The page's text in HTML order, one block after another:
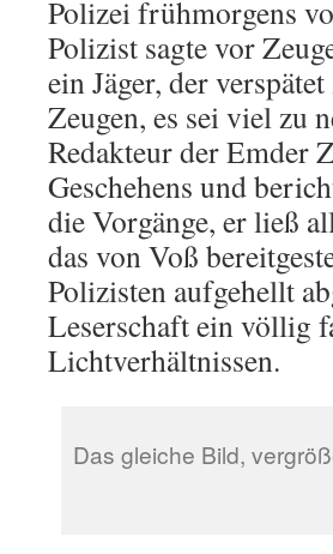
Polizei frühmorgens
Polizist sagte vor
ein Jäger, der
Zeugen, es sei viel zu
Redakteur der Emder
Geschehens und
die Vorgänge, er ließ
das von Voß
Polizisten aufgehellt
Leserschaft ein völlig
Lichtverhältnissen.
Das gleiche Bild,